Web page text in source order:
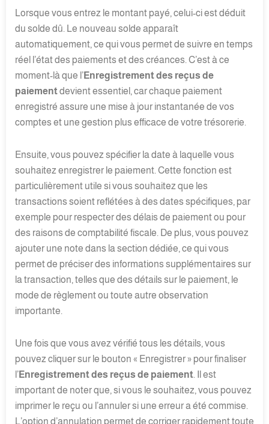
Lorsque vous entrez le montant payé, celui-ci est déduit
du solde dû. Le nouveau solde apparaît
automatiquement, ce qui vous permet de suivre en temps
réel l’état des paiements et des créances. C’est à ce
moment-là que l’Enregistrement des reçus de
paiementdevient essentiel, car chaque paiement
enregistré assure une mise à jour instantanée de vos
comptes et une gestion plus efficace de votre trésorerie.
Ensuite, vous pouvez spécifier la date à laquelle vous
souhaitez enregistrer le paiement. Cette fonction est
particulièrement utile si vous souhaitez que les
transactions soient reflétées à des dates spécifiques, par
exemple pour respecter des délais de paiement ou pour
des raisons de comptabilité fiscale. De plus, vous pouvez
ajouter une note dans la section dédiée, ce qui vous
permet de préciser des informations supplémentaires sur
la transaction, telles que des détails sur le paiement, le
mode de règlement ou toute autre observation
importante.
Une fois que vous avez vérifié tous les détails, vous
pouvez cliquer sur le bouton « Enregistrer » pour finaliser
l’Enregistrement des reçus de paiement. Il est
important de noter que, si vous le souhaitez, vous pouvez
imprimer le reçu ou l’annuler si une erreur a été commise.
L’option d’annulation permet de corriger rapidement toute